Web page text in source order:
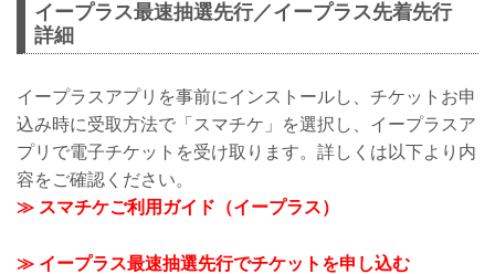
イープラス最速抽選先行／イープラス先着先行
詳細
イープラスアプリを事前にインストールし、チケットお申
込み時に受取方法で「スマチケ」を選択し、イープラスア
プリで電子チケットを受け取ります。詳しくは以下より内
容をご確認ください。
≫ スマチケご利用ガイド（イープラス）
≫ イープラス最速抽選先行でチケットを申し込む